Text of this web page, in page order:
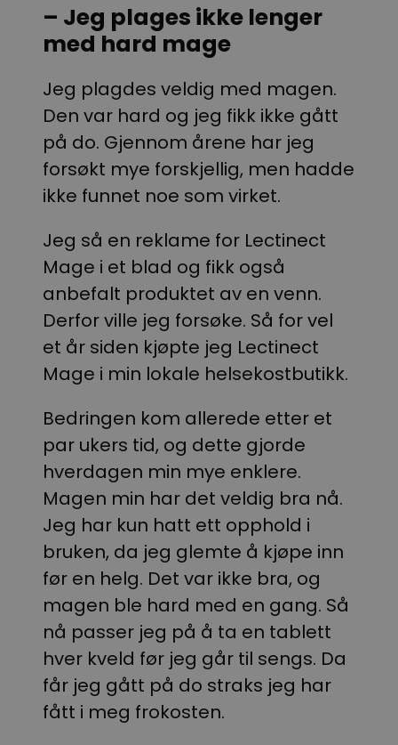
– Jeg plages ikke lenger
med hard mage
Jeg plagdes veldig med magen.
Den var hard og jeg fikk ikke gått
på do. Gjennom årene har jeg
forsøkt mye forskjellig, men hadde
ikke funnet noe som virket.
Jeg så en reklame for Lectinect
Mage i et blad og fikk også
anbefalt produktet av en venn.
Derfor ville jeg forsøke. Så for vel
et år siden kjøpte jeg Lectinect
Mage i min lokale helsekostbutikk.
Bedringen kom allerede etter et
par ukers tid, og dette gjorde
hverdagen min mye enklere.
Magen min har det veldig bra nå.
Jeg har kun hatt ett opphold i
bruken, da jeg glemte å kjøpe inn
før en helg. Det var ikke bra, og
magen ble hard med en gang. Så
nå passer jeg på å ta en tablett
hver kveld før jeg går til sengs. Da
får jeg gått på do straks jeg har
fått i meg frokosten.